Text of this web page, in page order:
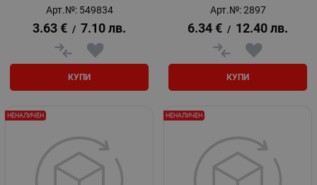
Арт.№: 549834
3.63 € / 7.10 лв.
КУПИ
Арт.№: 2897
6.34 € / 12.40 лв.
КУПИ
НЕНАЛИЧЕН НЕНАЛИЧЕН